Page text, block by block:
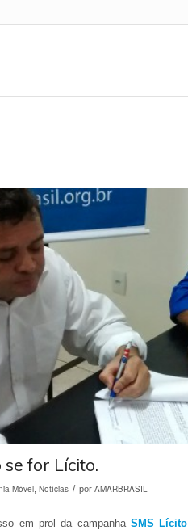
se for Lícito.
Móvel Notícias / por AMARBRASIL
em prol da campanha SMS Lícito